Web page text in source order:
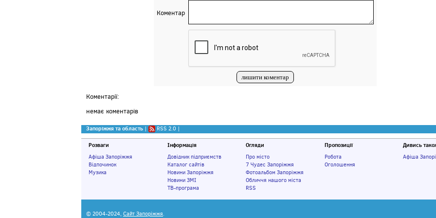
Коментар
Коментарії:
немає коментарів
Запоріжжя та область | RSS 2.0 |
Розваги
Афіша Запоріжжя
Відпочинок
Музика
Інформація
Довідник підприємств
Каталог сайтів
Новини Запоріжжя
Новини ЗМІ
ТВ-програма
Огляди
Про місто
7 Чудес Запоріжжя
Фотоальбом Запоріжжя
Обличчя нашого міста
RSS
Пропозиції
Робота
Оголошення
Дивись
Афіша
© 2004-2024, Сайт Запоріжжя.